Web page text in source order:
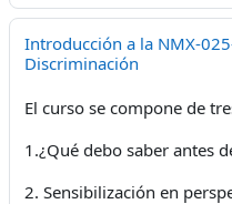
Introducción a la NMX-
Discriminación
El curso se compone de
1.¿Qué debo saber antes
2. Sensibilización en